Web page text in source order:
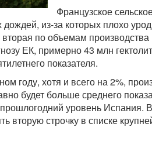
Французское
из-за которых плохо
по объемам
ЕК, примерно 43 млн
показателя.
году, хотя и всего на 2%,
будет больше среднего
уровень Испания.
вторую строчку в списке